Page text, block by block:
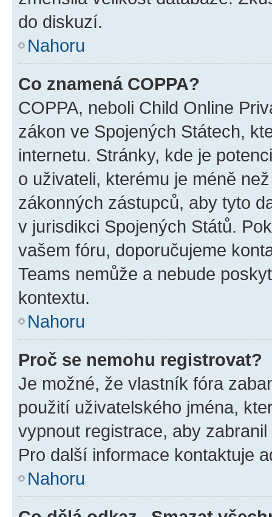
do diskuzí.
Nahoru
Co znamená COPPA?
COPPA, neboli Child Online
zákon ve Spojených Státech,
internetu. Stránky, kde je
o uživateli, kterému je méně
zákonných zástupců, aby tyto
v jurisdikci Spojených Států.
vašem fóru, doporučujeme
Teams nemůže a nebude
kontextu.
Nahoru
Proč se nemohu registrovat?
Je možné, že vlastník fóra
použití uživatelského jména,
vypnout registrace, aby
Pro další informace kontaktuje
Nahoru